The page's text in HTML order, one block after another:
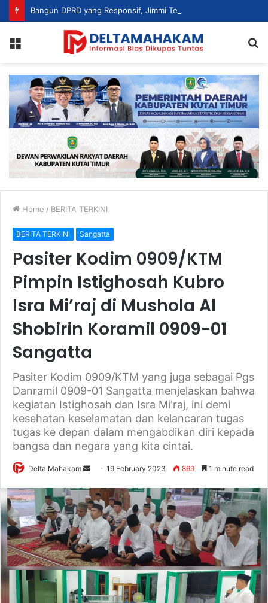
Home / BERITA TERKINI
BERITA TERKINI Sangatta
Pasiter Kodim 0909/KTM
Pimpin Istighosah Kubro
Isra Mi’raj di Mushola Al
Shobirin Koramil 0909-01
Sangatta
Pasiter Kodim 0909/KTM yang juga sebagai Pgs
Danramil 0909-01 Sangatta menjelaskan bahwa
kegiatan Istighosah dan Isra Mi'raj, ini demi
kesehatan keselamatan dan kelancaran tugas
tugas ke depan dalam mengabdikan diri kepada
bangsa dan negara yang kita cintai.
Delta Mahakam
n
d
a
n
e
m
a
i
19 February 2023 869 1 minute read